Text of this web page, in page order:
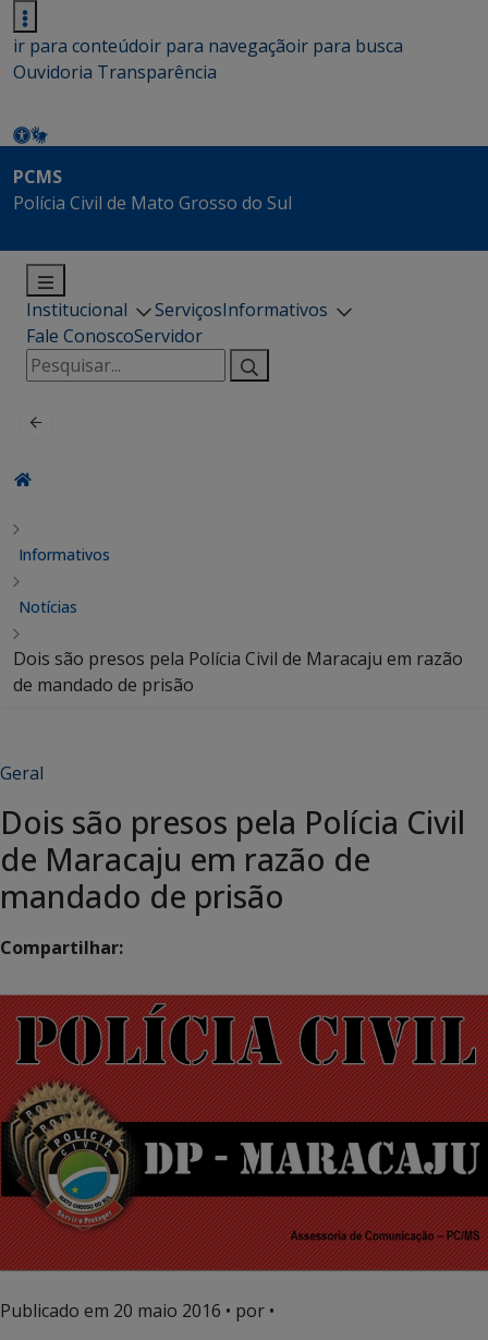
ir para conteúdoir para navegaçãoir para busca
Ouvidoria Transparência
PCMS
Polícia Civil de Mato Grosso do Sul
Institucional ServiçosInformativos
Fale ConoscoServidor
Pesquisar
por:
Informativos
Notícias
Dois são presos pela Polícia Civil de Maracaju em razão
de mandado de prisão
Geral
Dois são presos pela Polícia Civil
de Maracaju em razão de
mandado de prisão
Compartilhar:
Publicado em 20 maio 2016 • por •